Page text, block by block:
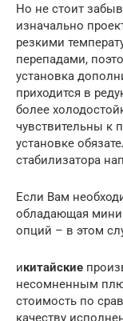
Но не стоит
изначально
резкими
перепадами,
установка
приходится в
более
чувствительны к
установке
стабилизатора
Если Вам
обладающая
опций – в этом
икитайские
несомненным
стоимость по
качеству